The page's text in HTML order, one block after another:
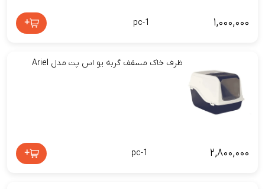
۱,۰۰۰,۰۰۰ pc-1
+
ظرف خاک مسقف گربه یو اس پت مدل Ariel
۲,۸۰۰,۰۰۰ pc-1
+